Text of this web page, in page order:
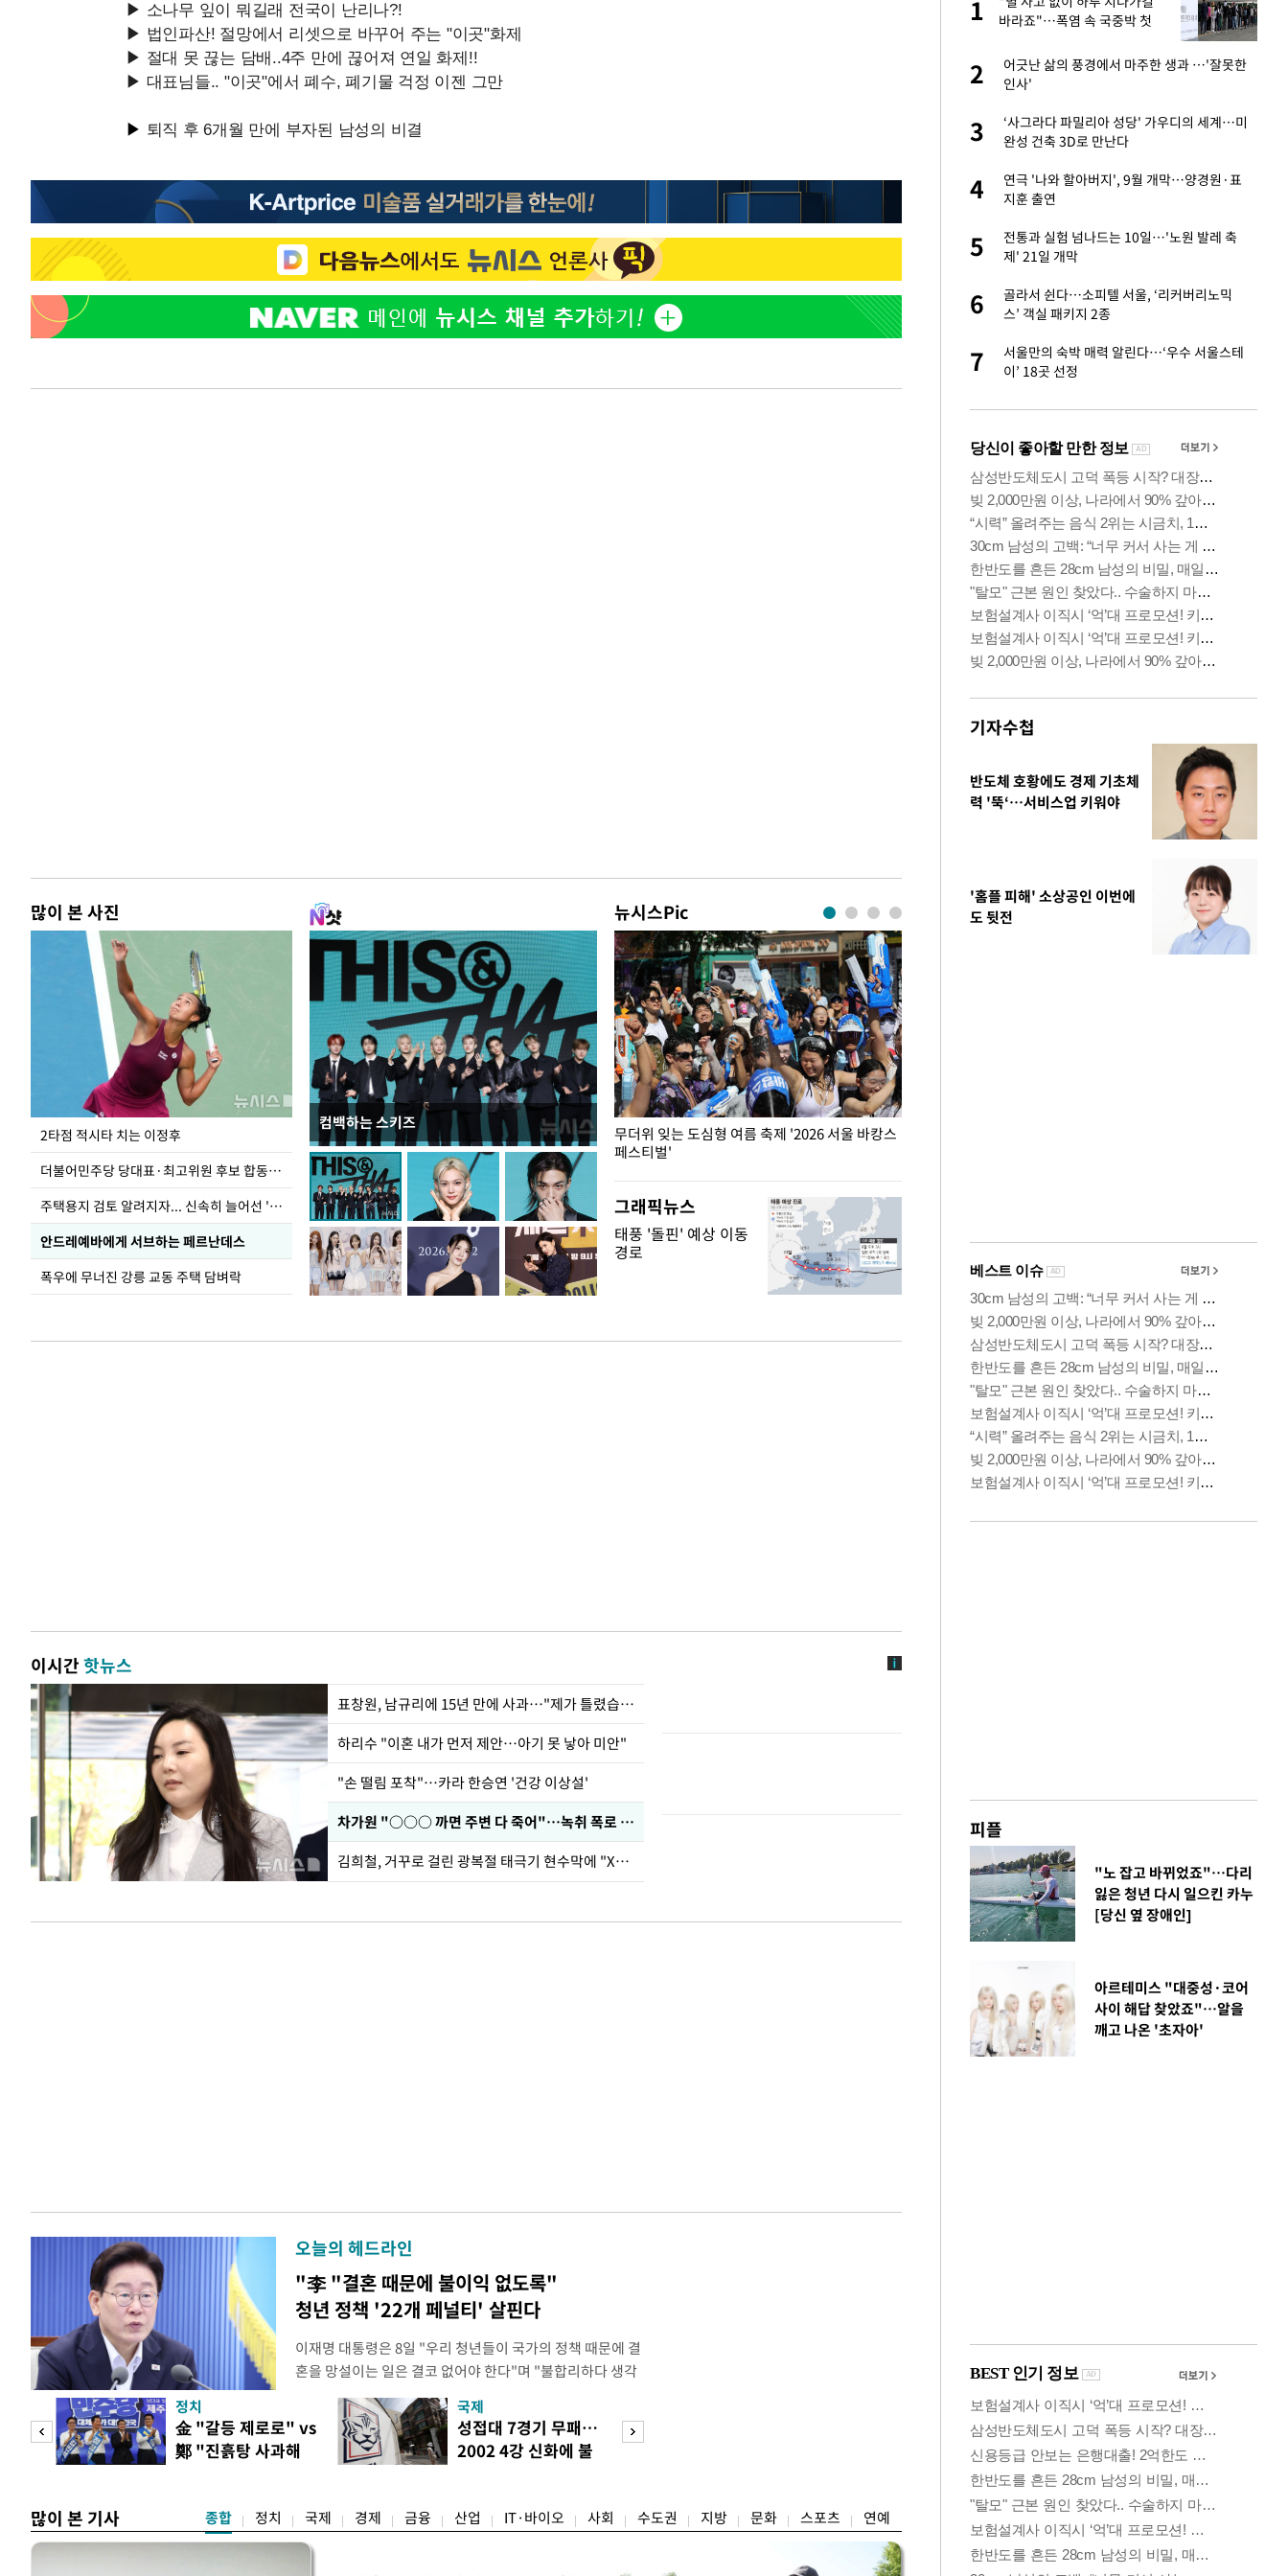
많이 본 사진
2타점 적시타 치는 이정후
더불어민주당 당대표·최고위원 후보 합동연설회
주택용지 검토 알려지자... 신속히 늘어선 '근조화환'
안드레예바에게 서브하는 페르난데스
폭우에 무너진 강릉 교동 주택 담벼락
컴백하는 스키즈
뉴시스Pic
청와대 일주일
무더위 잊는 도심형 여름 축제 '2026 서울 바캉스
페스티벌'
그래픽뉴스
태풍 '돌핀' 예상 이동
경로
이시간핫뉴스
표창원, 남규리에 15년 만에 사과…"제가 틀렸습니다"
하리수 "이혼 내가 먼저 제안…아기 못 낳아 미안"
"손 떨림 포착"…카라 한승연 '건강 이상설'
차가원 "○○○ 까면 주변 다 죽어"…녹취 폭로 파장
김희철, 거꾸로 걸린 광복절 태극기 현수막에 "X돌았네"
오늘의 헤드라인
"李 "결혼 때문에 불이익 없도록"
청년 정책 '22개 페널티' 살핀다
이재명 대통령은 8일 "우리 청년들이 국가의 정책 때문에 결
혼을 망설이는 일은 결코 없어야 한다"며 "불합리하다 생각
하는 제도가 있을 경우 편하게 말씀해주시면 좋겠다"고 했
다. 이 대통령은 이날 오후 X(옛 트위터)에 '청년들의 목소리
로 찾은 결혼 페널티 22개' 자료를 공유하며 이같이 적었다.
이 대통령은 "결혼으로 인해 겪을 수 있는 제도
정치
金 "갈등 제로로" vs
鄭 "진흙탕 사과해
국제
성접대 7경기 무패…
2002 4강 신화에 불
금융
다시 뛰는 코스닥…
ETF 수익률 상위권
찍어
많이 본 기사 종합 정치 국제 경제 금융 산업 IT·바이오 사회 수도권 지방 문화 스포츠 연예
4
'폭염 휴식기' 프로야구 10개 구단, 훈련·휴
식 병행…"야외 훈련 해도 안전 최우선"
5
휴머노이드부터 AI공장까지…제조업 바꾸는
6
'덜 똘똘한 한 채' 시대 오나…20억대 아파트
에 쏠리는 관심[세제 개편, 그 이후②]
1
바라죠"…폭염 속 국중박 첫
2
어긋난 삶의 풍경에서 마주한 생과 …'잘못한
인사'
3
‘사그라다 파밀리아 성당' 가우디의 세계…미
완성 건축 3D로 만난다
4
연극 '나와 할아버지', 9월 개막…양경원·표
지훈 출연
5
전통과 실험 넘나드는 10일…'노원 발레 축
제' 21일 개막
6
골라서 쉰다…소피텔 서울, ‘리커버리노믹
스’ 객실 패키지 2종
7
서울만의 숙박 매력 알린다…‘우수 서울스테
이’ 18곳 선정
기자수첩
반도체 호황에도 경제 기초체
력 '뚝‘…서비스업 키워야
'홈플 피해' 소상공인 이번에
도 뒷전
피플
"노 잡고 바뀌었죠"…다리
잃은 청년 다시 일으킨 카누
[당신 옆 장애인]
아르테미스 "대중성·코어
사이 해답 찾았죠"…알을
깨고 나온 '초자아'